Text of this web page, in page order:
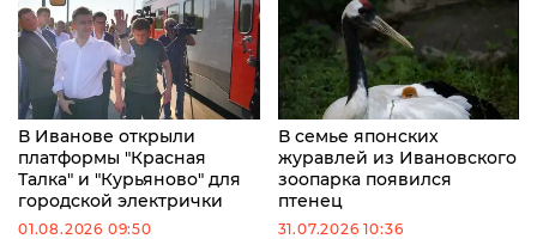
В Иванове открыли
платформы "Красная
Талка" и "Курьяново" для
городской электрички
01.08.2026 09:50
В семье японских
журавлей из Ивановского
зоопарка появился
птенец
31.07.2026 10:36